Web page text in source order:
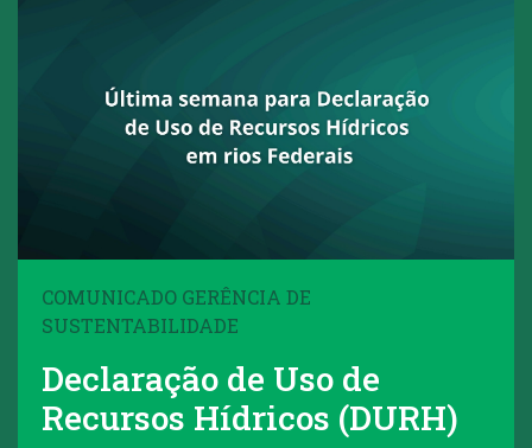
COMUNICADO GERÊNCIA DE
SUSTENTABILIDADE
Declaração de Uso de
Recursos Hídricos (DURH)